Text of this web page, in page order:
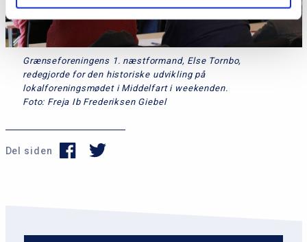
Grænseforeningens 1. næstformand, Else Tornbo,
redegjorde for den historiske udvikling på
lokalforeningsmødet i Middelfart i weekenden.
Foto: Freja Ib Frederiksen Giebel
Del siden